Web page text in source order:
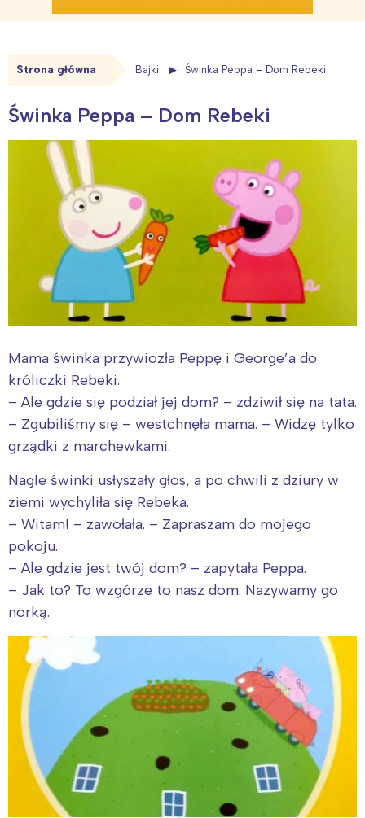
Strona główna Bajki Świnka Peppa – Dom Rebeki
Świnka Peppa – Dom Rebeki
Mama świnka przywiozła Peppę i George’a do
króliczki Rebeki.
– Ale gdzie się podział jej dom? – zdziwił się na tata.
– Zgubiliśmy się – westchnęła mama. – Widzę tylko
grządki z marchewkami.
Nagle świnki usłyszały głos, a po chwili z dziury w
ziemi wychyliła się Rebeka.
– Witam! – zawołała. – Zapraszam do mojego
pokoju.
– Ale gdzie jest twój dom? – zapytała Peppa.
– Jak to? To wzgórze to nasz dom. Nazywamy go
norką.